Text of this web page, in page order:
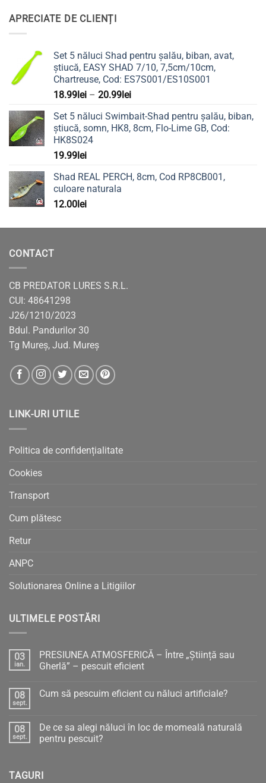
APRECIATE DE CLIENȚI
Set 5 năluci Shad pentru șalău, biban, avat,
știucă, EASY SHAD 7/10, 7,5cm/10cm,
Chartreuse, Cod: ES7S001/ES10S001
18.99lei – 20.99leiInterval
prețuri:
18.99lei
Set 5 năluci Swimbait-Shad pentru șalău, biban,
știucă, somn, HK8, 8cm, Flo-Lime GB, Cod:
HK8S024
19.99lei
Shad REAL PERCH, 8cm, Cod RP8CB001,
culoare naturala
12.00lei
CONTACT
CB PREDATOR LURES S.R.L.
CUI: 48641298
J26/1210/2023
Bdul. Pandurilor 30
Tg Mureș, Jud. Mureș
LINK-URI UTILE
Politica de confidențialitate
Cookies
Transport
Cum plătesc
Retur
ANPC
Solutionarea Online a Litigiilor
ULTIMELE POSTĂRI
03
ian.
PRESIUNEA ATMOSFERICĂ – Între „Știință sau
Gherlă” – pescuit eficient
la
Între
„Știință
sau
eficient
08
sept.
Cum să pescuim eficient cu năluci artificiale?
Cum
să
pescuim
artificiale?
08
sept.
De ce sa alegi năluci în loc de momeală naturală
pentru pescuit?
De
TAGURI